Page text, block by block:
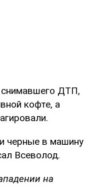
снимавшего ДТП,
кофте, а
черные в машину
Всеволод.
на